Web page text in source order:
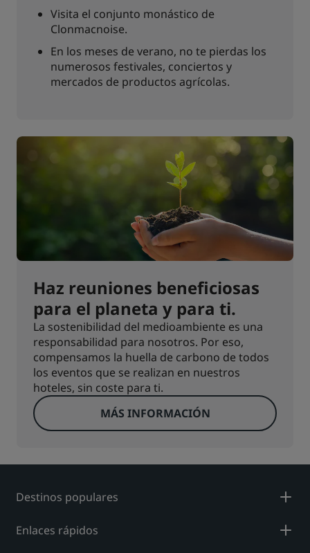
Visita el conjunto monástico de
Clonmacnoise.
En los meses de verano, no te pierdas los
numerosos festivales, conciertos y
mercados de productos agrícolas.
Haz reuniones beneficiosas
para el planeta y para ti.
La sostenibilidad del medioambiente es una
responsabilidad para nosotros. Por eso,
compensamos la huella de carbono de todos
los eventos que se realizan en nuestros
hoteles, sin coste para ti.
MÁS INFORMACIÓN
Destinos populares
Enlaces rápidos